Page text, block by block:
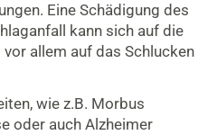
Eine Schädigung des
kann sich auf die
allem auf das Schlucken
wie z.B. Morbus
oder auch Alzheimer